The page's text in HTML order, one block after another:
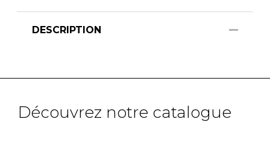
DESCRIPTION
Découvrez notre catalogue